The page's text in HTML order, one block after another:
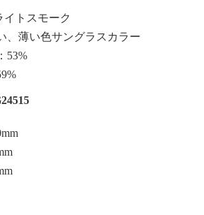
トスモーク
、薄い色サングラスカラー
53%